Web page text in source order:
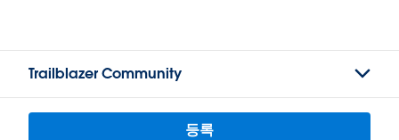
Trailblazer Community
등록